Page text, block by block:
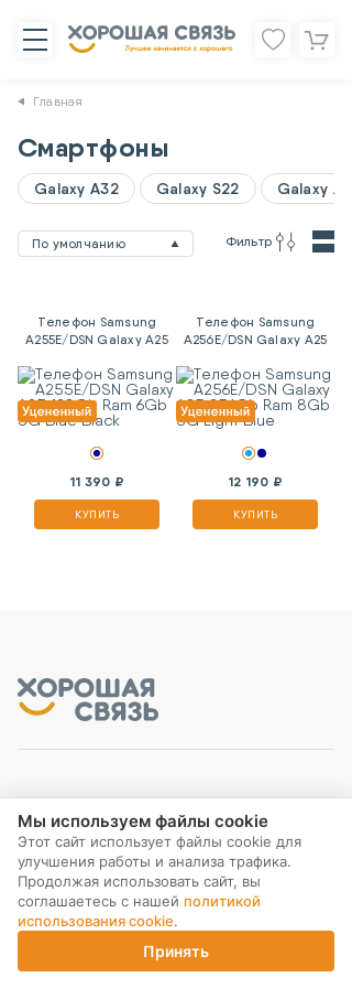
Главная
Смартфоны
Galaxy A32 Galaxy S22 Galaxy
По умолчанию Фильтр
Телефон Samsung
A255E/DSN Galaxy A25
Blue Black
11 390 ₽
КУПИТЬ
Телефон Samsung
A256E/DSN Galaxy A25
Light Blue
12 190 ₽
КУПИТЬ
Корзина
МЫ В СОЦ. СЕТЯХ
ПОДПИСКА НА РАССЫЛКУ
Мы используем файлы cookie
Этот сайт использует файлы cookie для
улучшения работы и анализа трафика.
Продолжая использовать сайт, вы
соглашаетесь с нашей политикой
использования cookie.
Принять